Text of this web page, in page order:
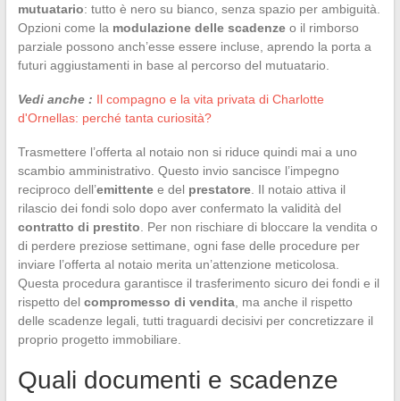
mutuatario: tutto è nero su bianco, senza spazio per ambiguità.
Opzioni come la modulazione delle scadenzeo il rimborso
parziale possono anch’esse essere incluse, aprendo la porta a
futuri aggiustamenti in base al percorso del mutuatario.
Vedi anche : Il compagno e la vita privata di Charlotte
d'Ornellas: perché tanta curiosità?
Trasmettere l’offerta al notaio non si riduce quindi mai a uno
scambio amministrativo. Questo invio sancisce l’impegno
reciproco dell’emittentee del prestatore. Il notaio attiva il
rilascio dei fondi solo dopo aver confermato la validità del
contratto di prestito . Per non rischiare di bloccare la vendita o
di perdere preziose settimane, ogni fase delle procedure per
inviare l’offerta al notaio merita un’attenzione meticolosa.
Questa procedura garantisce il trasferimento sicuro dei fondi e il
rispetto del compromesso di vendita, ma anche il rispetto
delle scadenze legali, tutti traguardi decisivi per concretizzare il
proprio progetto immobiliare.
Quali documenti e scadenze